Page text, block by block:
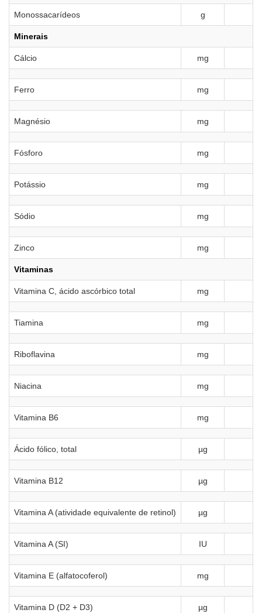
Monossacarídeos g
Minerais
Cálcio mg
Ferro mg
Magnésio mg
Fósforo mg
Potássio mg
Sódio mg
Zinco mg
Vitaminas
Vitamina C, ácido ascórbico total mg
Tiamina mg
Riboflavina mg
Niacina mg
Vitamina B6 mg
Ácido fólico, total µg
Vitamina B12 µg
Vitamina A (atividade equivalente de retinol) µg
Vitamina A (SI) IU
Vitamina E (alfatocoferol) mg
Vitamina D (D2 + D3) µg